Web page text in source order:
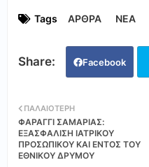
Tags ΑΡΘΡΑ ΝΕΑ
Facebook
ΠΑΛΑΙΌΤΕΡΗ
ΦΑΡΑΓΓΙ ΣΑΜΑΡΙΑΣ:
ΕΞΑΣΦΑΛΙΣΗ ΙΑΤΡΙΚΟΥ
ΠΡΟΣΩΠΙΚΟΥ ΚΑΙ ΕΝΤΟΣ ΤΟΥ
ΕΘΝΙΚΟΥ ΔΡΥΜΟΥ